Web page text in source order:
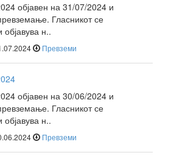
објавен на 31/07/2024 и
Гласникот се
објавува н..
Превземи
објавен на 30/06/2024 и
Гласникот се
објавува н..
Превземи